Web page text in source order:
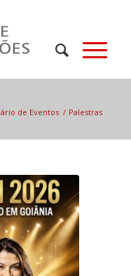
de Eventos / Palestras